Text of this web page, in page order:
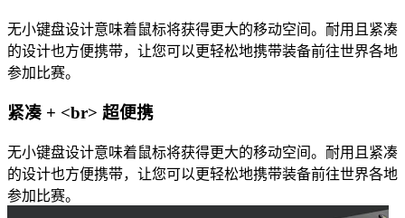
无小键盘设计意味着鼠标将获得更大的移动空间。耐用且紧凑
的设计也方便携带，让您可以更轻松地携带装备前往世界各地
参加比赛。
紧凑 + <br> 超便携
无小键盘设计意味着鼠标将获得更大的移动空间。耐用且紧凑
的设计也方便携带，让您可以更轻松地携带装备前往世界各地
参加比赛。